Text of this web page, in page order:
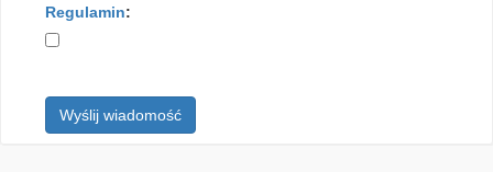
Regulamin:
Wyślij wiadomość